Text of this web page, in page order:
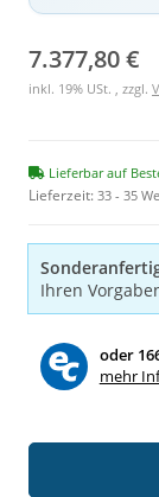
7.377,80 €
inkl. 19% USt. , zzgl.
Lieferbar auf
Lieferzeit: 33 - 35
Ihren
oder
mehr